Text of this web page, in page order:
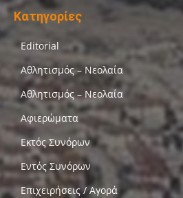
Κατηγορίες
Editorial
Αθλητισμός – Νεολαία
Αθλητισμός – Νεολαία
Αφιερώματα
Εκτός Συνόρων
Εντός Συνόρων
Επιχειρήσεις / Αγορά